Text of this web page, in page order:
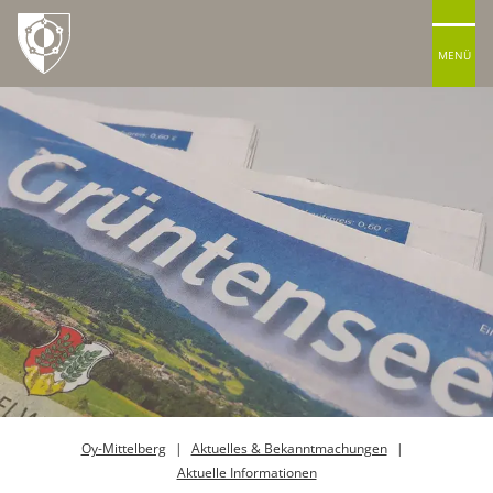
MENÜ
Oy-Mittelberg
Aktuelles & Bekanntmachungen
Aktuelle Informationen